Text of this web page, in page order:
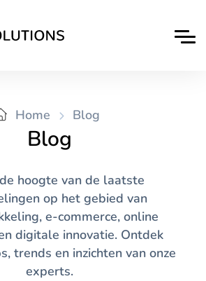
Home Blog
Blog
hoogte van de laatste
op het gebied van
e-commerce, online
digitale innovatie. Ontdek
trends en inzichten van onze
experts.